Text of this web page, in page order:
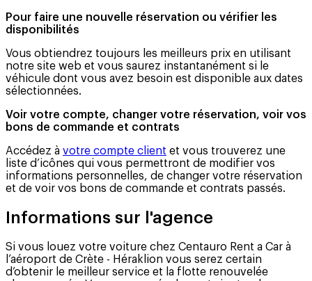
Pour faire une nouvelle réservation ou vérifier les
disponibilités
Vous obtiendrez toujours les meilleurs prix en utilisant
notre site web et vous saurez instantanément si le
véhicule dont vous avez besoin est disponible aux dates
sélectionnées.
Voir votre compte, changer votre réservation, voir vos
bons de commande et contrats
Accédez à votre compte client et vous trouverez une
liste d’icônes qui vous permettront de modifier vos
informations personnelles, de changer votre réservation
et de voir vos bons de commande et contrats passés.
Informations sur l'agence
Si vous louez votre voiture chez Centauro Rent a Car à
l’aéroport de Crète - Héraklion vous serez certain
d’obtenir le meilleur service et la flotte renouvelée